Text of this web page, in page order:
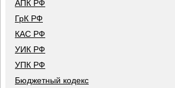
АПК РФ
ГрК РФ
КАС РФ
УИК РФ
УПК РФ
Бюджетный кодекс